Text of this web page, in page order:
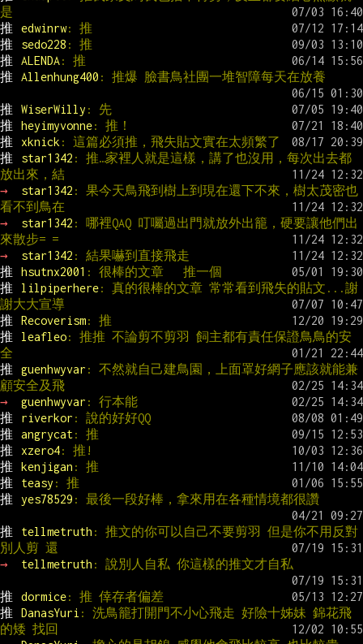
是
推
edwinrw: 推
推
sedo228 : 推
推
ALENDA: 推
推
Allenhung400 : 推爆 臉書鳥社團一堆智障每天在放養
推 WiserWilly : 先
推
heyimyvonne: 推！
推
xknick : 這篇必須推，飛失貼文實在太頻繁了
推
star1342 : 推…家裡人就是這樣，講了也沒用，每次出去都
放出來，結
→
star1342 : 果今天鳥飛到樹上到現在還下不來，樹太茂密也
看不到鳥在
→
star1342 : 哪裡QAQ 叮囑過出門就放外出籠，硬要讓他們出
來散步= =
→
star1342 : 結果嚇到直接飛走
推
hsutnx2001 : 很棒的文章   推一個
推
lilpiperhere: 真的很棒的文章 常常看到飛失的貼文...謝
謝大大宣導
推
Recoverism: 推
推
leafleo: 推推 不論剪不剪羽 飼主都有責任保證鳥鳥的安
全
推
guenhwyvar : 不然就自己建鳥園，上面罩好網子應該就能兼
顧安全及飛
→
guenhwyvar : 行本能
推
riverkor : 說的好好QQ
推
angrycat: 推
推
xzero4: 推!
推
kenjigan : 推
推
teasy : 推
推
yes78529 : 最後一段好棒，拿來用在各種情境都很讚
推 tellmetruth : 推文的你可以自己不要剪羽 但是你不用反對
別人剪 還
→
tellmetruth : 說別人自私 你這樣的推文才自私
推 dormice: 推 倖存者偏差
推
DanasYuri : 洗鳥籠打開門不小心飛走 好險十姊妹 錦花飛
的矮 找回